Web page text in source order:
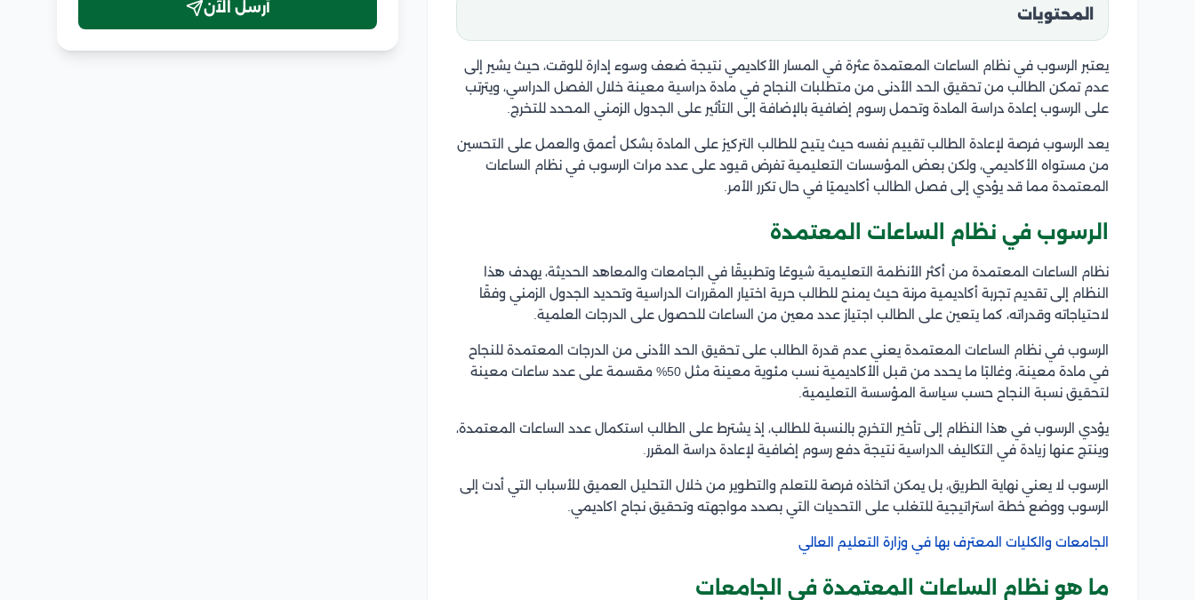
المحتويات
يعتبر الرسوب في نظام الساعات المعتمدة عثرة في المسار الأكاديمي نتيجة ضعف وسوء إدارة للوقت، حيث يشير إلى
عدم تمكن الطالب من تحقيق الحد الأدنى من متطلبات النجاح في مادة دراسية معينة خلال الفصل الدراسي، ويترتب
على الرسوب إعادة دراسة المادة وتحمل رسوم إضافية بالإضافة إلى التأثير على الجدول الزمني المحدد للتخرج.
يعد الرسوب فرصة لإعادة الطالب تقييم نفسه حيث يتيح للطالب التركيز على المادة بشكل أعمق والعمل على التحسين
من مستواه الأكاديمي، ولكن بعض المؤسسات التعليمية تفرض قيود على عدد مرات الرسوب في نظام الساعات
المعتمدة مما قد يؤدي إلى فصل الطالب أكاديميًا في حال تكرر الأمر.
الرسوب في نظام الساعات المعتمدة
نظام الساعات المعتمدة من أكثر الأنظمة التعليمية شيوعًا وتطبيقًا في الجامعات والمعاهد الحديثة، يهدف هذا
النظام إلى تقديم تجربة أكاديمية مرنة حيث يمنح للطالب حرية اختيار المقررات الدراسية وتحديد الجدول الزمني وفقًا
لاحتياجاته وقدراته، كما يتعين على الطالب اجتياز عدد معين من الساعات للحصول على الدرجات العلمية.
الرسوب في نظام الساعات المعتمدة يعني عدم قدرة الطالب على تحقيق الحد الأدنى من الدرجات المعتمدة للنجاح
في مادة معينة، وغالبًا ما يحدد من قبل الأكاديمية نسب مئوية معينة مثل 50% مقسمة على عدد ساعات معينة
لتحقيق نسبة النجاح حسب سياسة المؤسسة التعليمية.
يؤدي الرسوب في هذا النظام إلى تأخير التخرج بالنسبة للطالب، إذ يشترط على الطالب استكمال عدد الساعات المعتمدة،
وينتج عنها زيادة في التكاليف الدراسية نتيجة دفع رسوم إضافية لإعادة دراسة المقرر.
الرسوب لا يعني نهاية الطريق، بل يمكن اتخاذه فرصة للتعلم والتطوير من خلال التحليل العميق للأسباب التي أدت إلى
الرسوب ووضع خطة استراتيجية للتغلب على التحديات التي بصدد مواجهته وتحقيق نجاح اكاديمي.
الجامعات والكليات المعترف بها في وزارة التعليم العالي
ما هو نظام الساعات المعتمدة في الجامعات
أرسل الآن